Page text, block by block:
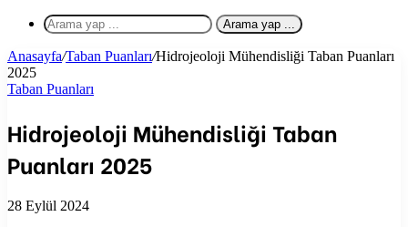
Arama yap ...
Anasayfa/Taban Puanları/Hidrojeoloji Mühendisliği Taban Puanları
2025
Taban Puanları
Hidrojeoloji Mühendisliği Taban
Puanları 2025
28 Eylül 2024